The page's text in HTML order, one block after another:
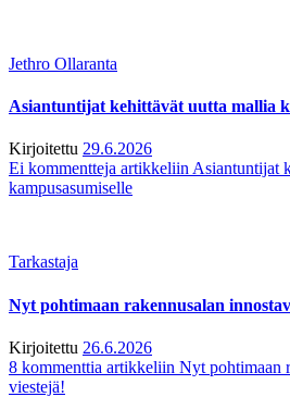
Jethro Ollaranta
Asiantuntijat kehittävät uutta mallia
Kirjoitettu 29.6.2026
Ei kommentteja artikkeliin Asiantuntijat
kampusasumiselle
Tarkastaja
Nyt pohtimaan rakennusalan
Kirjoitettu 26.6.2026
8 kommenttia artikkeliin Nyt pohtimaan
viestejä!